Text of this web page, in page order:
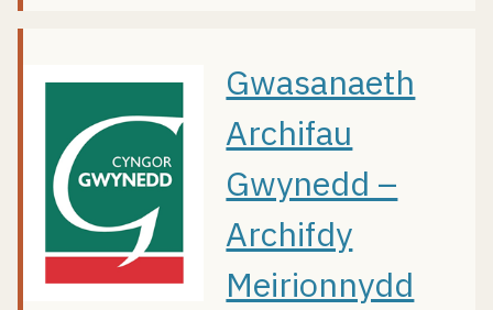
Gwasanaeth
Archifau
Gwynedd –
Archifdy
Meirionnydd